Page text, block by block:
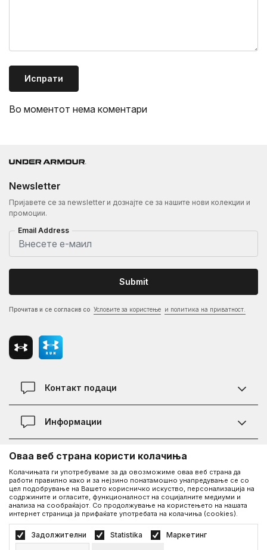
Испрати
Во моментот нема коментари
Newsletter
Пријавете се за newsletter и дознајте се за нашите нови колекции и
промоции.
Email Address
Submit
Прочитав и се согласив со Условите за користење и политика на приватност.
Контакт подаци
Контакт
Информации
Политика на приватност
Најчести прашања
Како да купите
Информации за Under Armour
За нас - приказната за Under Armour
Дознајте повеќе за UA
Вработување
Соработка
UA Social
Facebook
©2026www.underarmour.mk, ИзработкаNB SOFT. Сите права задржани.
Политика на приватност
Услови на користење
Оваа веб страна користи колачиња
Колачињата ги употребуваме за да овозможиме оваа веб страна да
работи правилно како и за нејзино понатамошно унапредување се со
цел подобрување на Вашето корисничко искуство, персонализација на
содржините и огласите, функционалност на социјалните медиуми и
анализа на сообраќајот. Со продолжување на користењето на нашата
интернет страница ја прифаќате употребата на колачиња (cookies).
Задолжителни Statistika Маркетинг